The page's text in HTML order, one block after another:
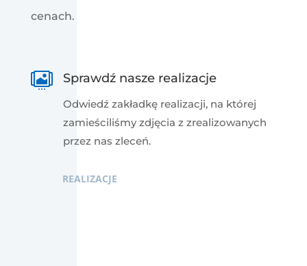
cenach.
 Sprawdź nasze realizacje
Odwiedź zakładkę realizacji, na której
zamieściliśmy zdjęcia z zrealizowanych
przez nas zleceń.
REALIZACJE